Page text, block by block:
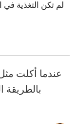
لم تكن التغذية في
بالطريقة